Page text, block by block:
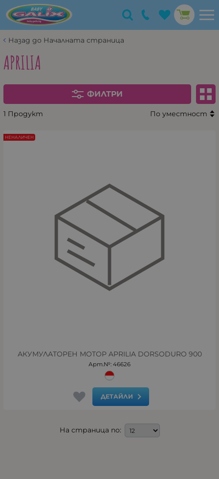
Назад до Началната страница
APRILIA
ФИЛТРИ
1 Продукт По уместност
АКУМУЛАТОРЕН МОТОР APRILIA DORSODURO 900
Арт.№: 46626
ДЕТАЙЛИ
НЕНАЛИЧЕН
На страница по: